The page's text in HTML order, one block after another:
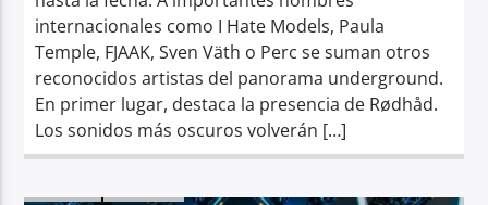
internacionales como I Hate Models, Paula
Temple, FJAAK, Sven Väth o Perc se suman otros
reconocidos artistas del panorama underground.
En primer lugar, destaca la presencia de Rødhåd.
Los sonidos más oscuros volverán […]